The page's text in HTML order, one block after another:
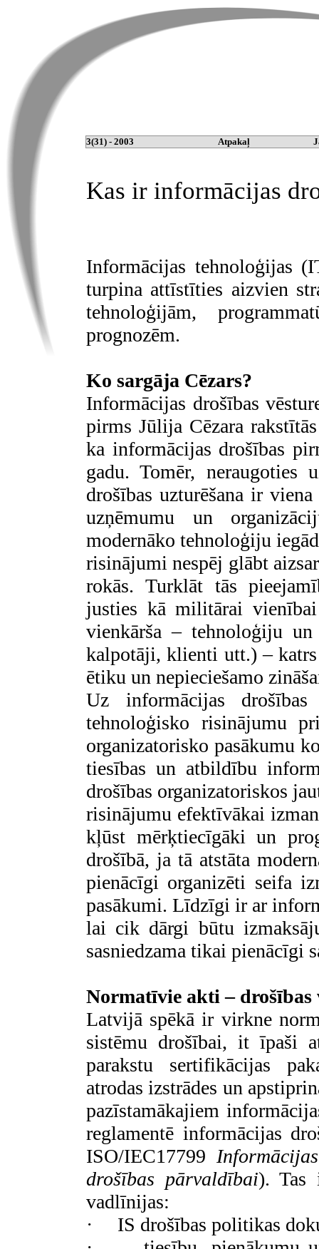
3(31) - 2003 Atpakaļ
Kas ir informācijas
Informācijas tehnoloģijas
turpina attīstīties aizvien
tehnoloģijām,
prognozēm.
Ko sargāja Cēzars?
Informācijas drošības
pirms Jūlija Cēzara
ka informācijas drošības
gadu. Tomēr,
drošības uzturēšana ir
uzņēmumu un
modernāko tehnoloģiju
risinājumi nespēj glābt
rokās. Turklāt tās
justies kā militārai
vienkārša – tehnoloģiju
kalpotāji, klienti utt.) –
ētiku un nepieciešamo
Uz informācijas
tehnoloģisko risinājumu
organizatorisko pasākumu
tiesības un atbildību
drošības organizatoriskos
risinājumu efektīvākai
kļūst mērķtiecīgāki un
drošībā, ja tā atstāta
pienācīgi organizēti seifa
pasākumi. Līdzīgi ir ar
lai cik dārgi būtu
sasniedzama tikai pienācīgi
Normatīvie akti –
Latvijā spēkā ir virkne
sistēmu drošībai, it īpaši
parakstu sertifikācijas
atrodas izstrādes un
pazīstamākajiem
reglamentē informācijas
ISO/IEC17799
drošības pārvaldībai). Tas
vadlīnijas:
·
IS drošības politikas